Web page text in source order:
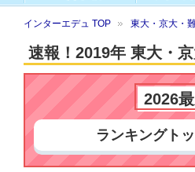
インターエデュ TOP 東大・京大・
速報！2019年 東大・
2026
ランキングト